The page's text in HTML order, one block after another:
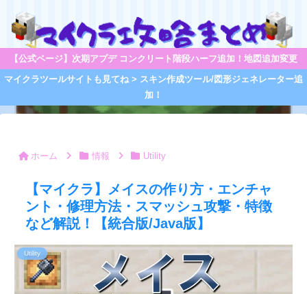
【公式ページ】次期アプデ コンクリート階段ハーフ追加！地図追加変更
マイクラツールサイトも見てね > スキン作成ツール/図形ジェネレーター追
加！
ホーム 情報 Utility
【マイクラ】メイスの作り方・エンチャ
ント・修理方法・スマッシュ攻撃・特徴
など解説！【統合版/Java版】
Utility